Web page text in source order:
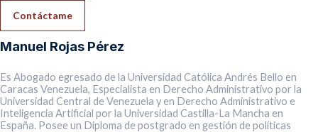
Contáctame
Manuel Rojas Pérez
Es Abogado egresado de la Universidad Católica Andrés Bello en
Caracas Venezuela, Especialista en Derecho Administrativo por la
Universidad Central de Venezuela y en Derecho Administrativo e
Inteligencia Artificial por la Universidad Castilla-La Mancha en
España. Posee un Diploma de postgrado en gestión de políticas